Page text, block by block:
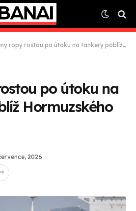
ropy rostou po útoku na tankery poblíž Hormuzského průlivu
po útoku na
Hormuzského
2026